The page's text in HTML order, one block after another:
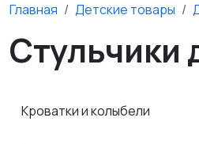
Главная Детские товары
Стульчики
Кроватки и колыбели